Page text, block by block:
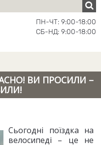
ПН-ЧТ: 9:00-18:00
СБ-НД: 9:00-18:00
ВИ ПРОСИЛИ –
Сьогодні поїздка на
велосипеді – це не